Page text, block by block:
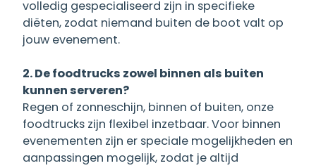
volledig gespecialiseerd zijn in specifieke
diëten, zodat niemand buiten de boot valt op
jouw evenement.
2. De foodtrucks zowel binnen als buiten
kunnen serveren?
Regen of zonneschijn, binnen of buiten, onze
foodtrucks zijn flexibel inzetbaar. Voor binnen
evenementen zijn er speciale mogelijkheden en
aanpassingen mogelijk, zodat je altijd